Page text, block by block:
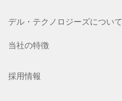
デル・テクノロジーズについて
当社の特徴
採用情報